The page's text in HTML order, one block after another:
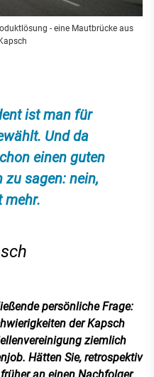
- eine Mautbrücke aus
ist man für
Und da
einen guten
zu sagen: nein,
mehr.
persönliche Frage:
der Kapsch
ziemlich
Hätten Sie, retrospektiv
an einen Nachfolger